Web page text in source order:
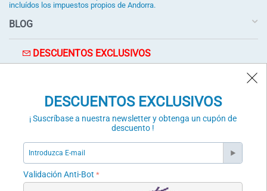
incluídos los impuestos propios de Andorra.
BLOG
DESCUENTOS EXCLUSIVOS
¡ Suscríbase a nuestra newsletter y obtenga un cupón de
SUSCRÍBETE
Validación Anti-Bot
DESCUENTOS EXCLUSIVOS
¡ Suscríbase a nuestra newsletter y obtenga un cupón de
descuento !
Validación Anti-Bot